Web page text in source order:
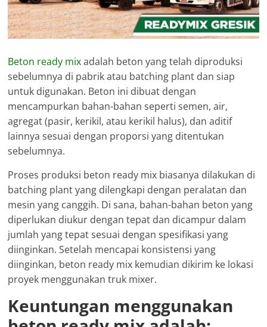
Beton ready mixadalah beton yang telah diproduksi
sebelumnya di pabrik atau batching plant dan siap
untuk digunakan. Beton ini dibuat dengan
mencampurkan bahan-bahan seperti semen, air,
agregat (pasir, kerikil, atau kerikil halus), dan aditif
lainnya sesuai dengan proporsi yang ditentukan
sebelumnya.
Proses produksi beton ready mix biasanya dilakukan di
batching plant yang dilengkapi dengan peralatan dan
mesin yang canggih. Di sana, bahan-bahan beton yang
diperlukan diukur dengan tepat dan dicampur dalam
jumlah yang tepat sesuai dengan spesifikasi yang
diinginkan. Setelah mencapai konsistensi yang
diinginkan, beton ready mix kemudian dikirim ke lokasi
proyek menggunakan truk mixer.
Keuntungan menggunakan